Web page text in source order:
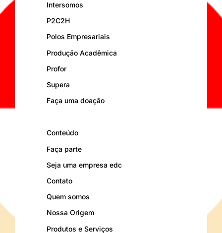
Intersomos
P2C2H
Polos Empresariais
Produção Acadêmica
Profor
Supera
Faça uma doação
Conteúdo
Faça parte
Seja uma empresa edc
Contato
Quem somos
Nossa Origem
Produtos e Serviços